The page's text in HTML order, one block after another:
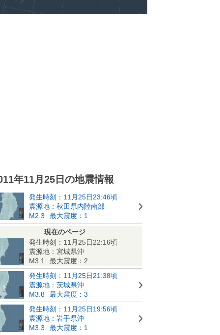
年11月25日の地震情報
発生時刻：11月25日23:46頃
震源地：秋田県内陸南部
M2.3
最大震度：1
現在のページ
発生時刻：11月25日22:16頃
震源地：宮城県沖
M3.1
最大震度：2
発生時刻：11月25日21:38頃
震源地：茨城県沖
M3.8
最大震度：3
発生時刻：11月25日19:56頃
震源地：岩手県沖
M3.3
最大震度：1